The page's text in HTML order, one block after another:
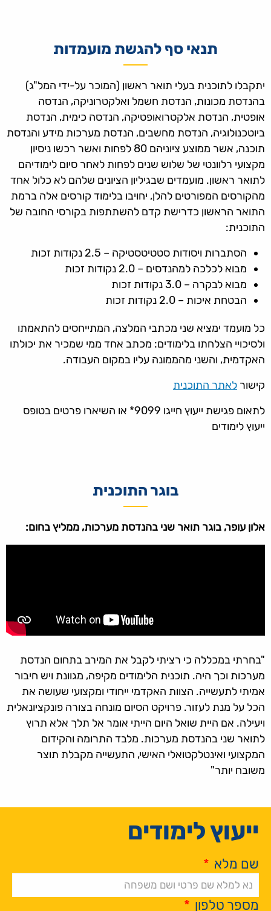
תנאי סף להגשת מועמדות
יתקבלו לתוכנית בעלי תואר ראשון (המוכר על-ידי המל"ג)
בהנדסת מכונות, הנדסת חשמל ואלקטרוניקה, הנדסה
אופטית, הנדסת אלקטרואופטיקה, הנדסה כימית, הנדסת
ביוטכנולוגיה, הנדסת מחשבים, הנדסת מערכות מידע והנדסת
תוכנה, אשר ממוצע ציוניהם 80 לפחות ואשר רכשו ניסיון
מקצועי רלוונטי של שלוש שנים לפחות לאחר סיום לימודיהם
לתואר ראשון. מועמדים שבגיליון הציונים שלהם לא כלול אחד
מהקורסים המפורטים להלן, יחויבו בלימוד קורסים אלה ברמת
התואר הראשון כדרישת קדם להשתתפות בקורסי החובה של
התוכנית:
הסתברות ויסודות סטטיטסטיקה – 2.5 נקודות זכות
מבוא לכלכה למהנדסים – 2.0 נקודות זכות
מבוא לבקרה – 3.0 נקודות זכות
הבטחת איכות – 2.0 נקודות זכות
כל מועמד ימציא שני מכתבי המלצה, המתייחסים להתאמתו
ולסיכויי הצלחתו בלימודים: מכתב אחד ממי שמכיר את יכולתו
האקדמית, והשני מהממונה עליו במקום העבודה.
קישור לאתר התוכנית
לתאום פגישת ייעוץ חייגו 9099* או השיארו פרטים בטופס
ייעוץ לימודים
בוגר התוכנית
אלון עופר, בוגר תואר שני בהנדסת מערכות, ממליץ בחום:
"בחרתי במכללה כי רציתי לקבל את המירב בתחום הנדסת
מערכות וכך היה. תוכנית הלימודים מקיפה, מגוונת ויש חיבור
אמיתי לתעשייה. הצוות האקדמי ייחודי ומקצועי שעושה את
הכל על מנת לעזור. פרויקט הסיום מונחה בצורה פונקציונאלית
ויעילה. אם היית שואל היום הייתי אומר אל תלך אלא תרוץ
לתואר שני בהנדסת מערכות. מלבד התרומה והקידום
המקצועי ואינטלקטואלי האישי, התעשייה מקבלת תוצר
משובח יותר"
ייעוץ לימודים
שם מלא *
מספר טלפון *